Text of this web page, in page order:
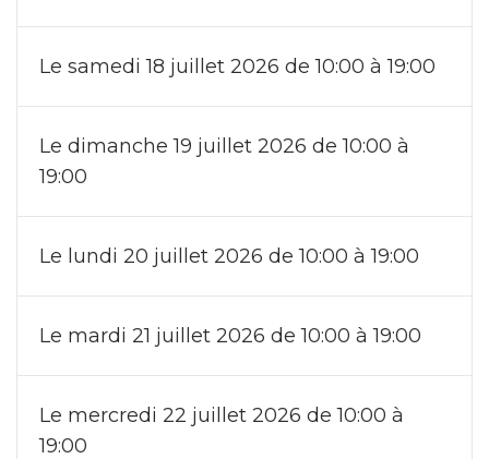
Le samedi 18 juillet 2026 de 10:00 à 19:00
Le dimanche 19 juillet 2026 de 10:00 à
19:00
Le lundi 20 juillet 2026 de 10:00 à 19:00
Le mardi 21 juillet 2026 de 10:00 à 19:00
Le mercredi 22 juillet 2026 de 10:00 à
19:00